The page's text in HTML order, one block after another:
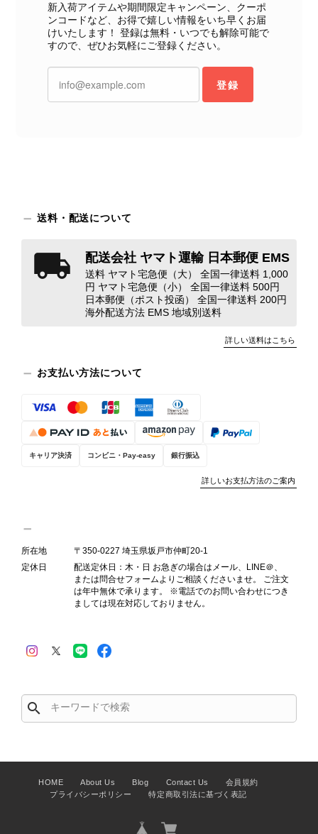
て写真や説明で分かるよう改善していただきたいです。
この度は、楽しみにお待ちいただいた
商品で、衛生面へのご不安を含め、残
念な思いをおかけしましたこと、心よ
りお詫び申し上げます。お受け取りに
観の印象だけで商品の状態全体を判断
れやダメージは、写真や商品説明に反
映しております。 ご不快な思いをさ
れた中で、率直なご意見をお寄せいた
だきましたことに感謝申し上げます。
今回のご指摘を重く受け止め、まずは
商品の状態を丁寧に確認させていただ
きます。 掲載内容では分からない状
時の見落としとして真摯に受け止め、
検品方法と状態の伝え方を改めて見直
し、全スタッフで共有してまいりま
す。 オンラインでも安心して商品を
態確認とご案内に努めてまいります。
2026/07/30
商品が直ぐに届きました。思った以上に素敵なお品でした。また
ご縁が有りましたら宜しくお願い致します。
た迅速にお届けできたとのこと、大変
安心いたしました！ さらに、「思っ
けましたら幸いです。 また気になる
ら、いつでもお気軽にご相談くださ
新入荷アイテムや期間限定キャンペーン、クーポ
ンコードなど、お得で嬉しい情報をいち早くお届
けいたします！ 登録は無料・いつでも解除可能で
すので、ぜひお気軽にご登録ください。
登録
送料・配送について
配送会社 ヤマト運輸 日本郵便 EMS
送料 ヤマト宅急便（大） 全国一律送料 1,000
円 ヤマト宅急便（小） 全国一律送料 500円
日本郵便（ポスト投函） 全国一律送料 200円
海外配送方法 EMS 地域別送料
詳しい送料はこちら
お支払い方法について
キャリア決済 コンビニ・Pay-easy 銀行振込
詳しいお支払方法のご案内
所在地
〒350-0227 埼玉県坂戸市仲町20-1
定休日
配送定休日：木・日 お急ぎの場合はメール、LINE＠、
または問合せフォームよりご相談くださいませ。 ご注文
は年中無休で承ります。 ※電話でのお問い合わせにつき
ましては現在対応しておりません。
search
HOME About Us Blog Contact Us
会員規約
プライバシーポリシー
特定商取引法に基づく表記